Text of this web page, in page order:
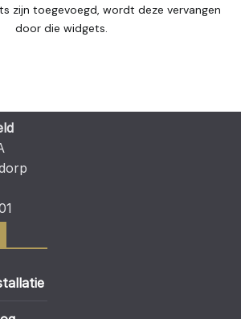
zijn toegevoegd, wordt deze vervangen
door die widgets.